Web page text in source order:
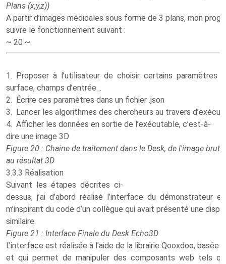
Plans (x,y,z))
A partir d’images médicales sous forme de 3 plans, mon
suivre le fonctionnement suivant :
~ 20 ~
1. Proposer à l’utilisateur de choisir certains paramètres
surface, champs d’entrée…
2. Écrire ces paramètres dans un fichier .json
3. Lancer les algorithmes des chercheurs au travers
4. Afficher les données en sortie de l’exécutable, c’est-à-
dire une image 3D
Figure 20 : Chaine de traitement dans le Desk, de l'image brut
au résultat 3D
3.3.3 Réalisation
Suivant les étapes décrites ci-
dessus, j’ai d’abord réalisé l’interface du démonstrateur
m’inspirant du code d’un collègue qui avait présenté une
similaire.
Figure 21 : Interface Finale du Desk Echo3D
L’interface est réalisée à l’aide de la librairie Qooxdoo,
et qui permet de manipuler des composants web tels